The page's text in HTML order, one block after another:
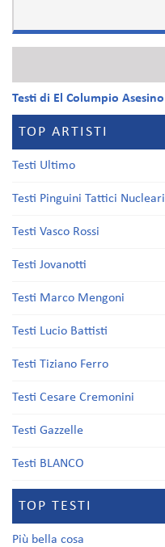
Testi di El Columpio Asesino
TOP ARTISTI
Testi Ultimo
Testi Pinguini Tattici Nucleari
Testi Vasco Rossi
Testi Jovanotti
Testi Marco Mengoni
Testi Lucio Battisti
Testi Tiziano Ferro
Testi Cesare Cremonini
Testi Gazzelle
Testi BLANCO
TOP TESTI
Più bella cosa